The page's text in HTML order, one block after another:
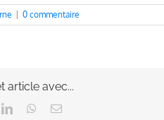
0 commentaire
article avec...
LinkedInWhatsApp
Email